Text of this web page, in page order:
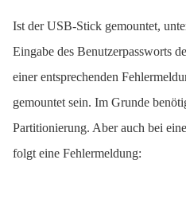
Ist der USB-Stick gemountet,
Eingabe des Benutzerpassworts
einer entsprechenden
gemountet sein. Im Grunde
Partitionierung. Aber auch bei
folgt eine Fehlermeldung: